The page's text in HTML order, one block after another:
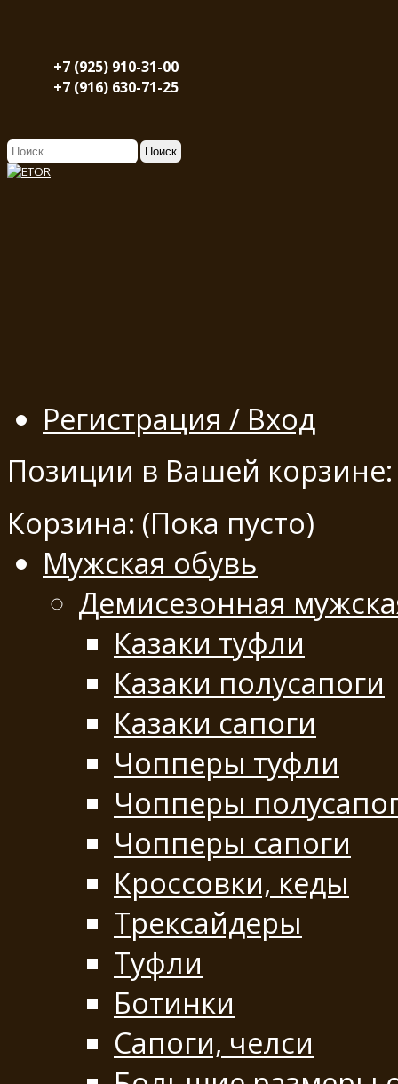
+7 (925) 910-31-00
+7 (916) 630-71-25
Регистрация / Вход
Позиции в Вашей корзине:
Корзина: (Пока пусто)
Мужская обувь
Демисезонная
Казаки туфли
Казаки полусапоги
Казаки сапоги
Чопперы туфли
Чопперы
Чопперы сапоги
Кроссовки, кеды
Трексайдеры
Туфли
Ботинки
Сапоги, челси